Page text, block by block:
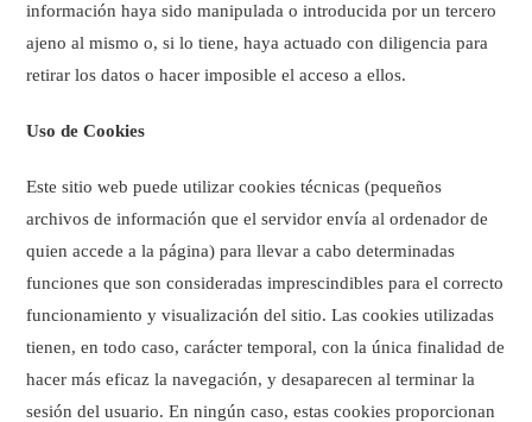
información haya sido manipulada o introducida por un tercero
ajeno al mismo o, si lo tiene, haya actuado con diligencia para
retirar los datos o hacer imposible el acceso a ellos.
Uso de Cookies
Este sitio web puede utilizar cookies técnicas (pequeños
archivos de información que el servidor envía al ordenador de
quien accede a la página) para llevar a cabo determinadas
funciones que son consideradas imprescindibles para el correcto
funcionamiento y visualización del sitio. Las cookies utilizadas
tienen, en todo caso, carácter temporal, con la única finalidad de
hacer más eficaz la navegación, y desaparecen al terminar la
sesión del usuario. En ningún caso, estas cookies proporcionan